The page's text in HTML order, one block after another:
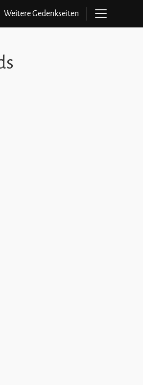
Weitere Gedenkseiten